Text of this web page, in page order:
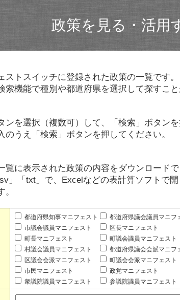
政策を見る・活用
ストスイッチに登録された政策の一覧です。
索機能で種別や都道府県を選択して探すこと
ンを選択（複数可）して、「検索」ボタンを
のうえ「検索」ボタンを押してください。
覧に表示された政策の内容をダウンロードで
」「txt」で、Excelなどの表計算ソフトで
都道府県知事マニフェスト 都道府県議会議員マニフ
市議会議員マニフェスト
区長マニフェスト
町長マニフェスト
町議会議員マニフェスト
村議会議員マニフェスト
都道府県議会会派マニフ
区議会会派マニフェスト
町議会会派マニフェスト
市民マニフェスト
政党マニフェスト
衆議院議員マニフェスト
参議院議員マニフェスト